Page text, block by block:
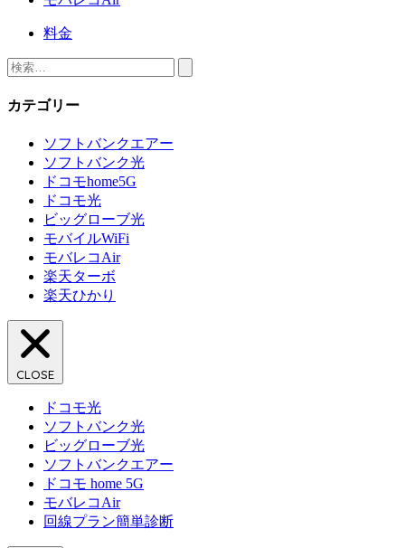
料金
検
カテゴリー
ソフトバンクエアー
ソフトバンク光
ドコモhome5G
ドコモ光
ビッグローブ光
モバイルWiFi
モバレコAir
楽天ターボ
楽天ひかり
CLOSE
ドコモ光
ソフトバンク光
ビッグローブ光
ソフトバンクエアー
ドコモ home 5G
モバレコAir
回線プラン簡単診断